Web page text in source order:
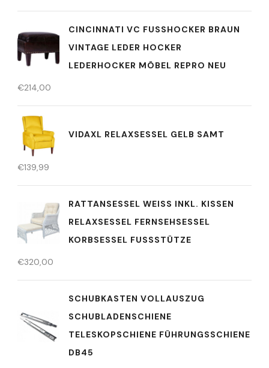
CINCINNATI VC FUSSHOCKER BRAUN V
INTAGE LEDER HOCKER L
EDERHOCKER MÖBEL REPRO NEU
€214,00
VIDAXL RELAXSESSEL GELB SAMT
€139,99
RATTANSESSEL WEISS INKL. KISSEN R
ELAXSESSEL FERNSEHSESSEL K
ORBSESSEL FUSSSTÜTZE
€320,00
SCHUBKASTEN VOLLAUSZUG
SCHUBLADENSCHIENE
TELESKOPSCHIENE FÜHRUNGSSCHIENE
DB45